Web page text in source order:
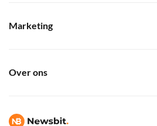
Marketing
Over ons